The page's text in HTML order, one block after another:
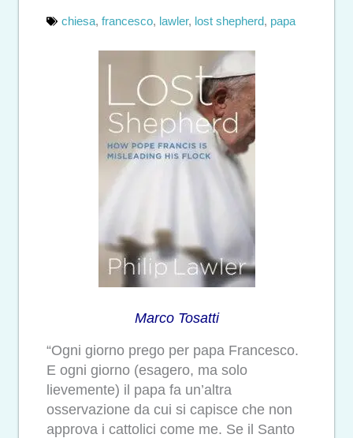
chiesa, francesco, lawler, lost shepherd, papa
Marco Tosatti
“Ogni giorno prego per papa Francesco.
E ogni giorno (esagero, ma solo
lievemente) il papa fa un’altra
osservazione da cui si capisce che non
approva i cattolici come me. Se il Santo